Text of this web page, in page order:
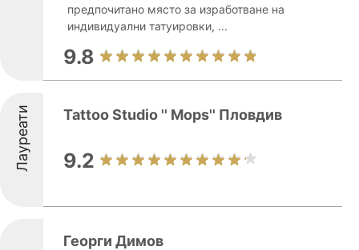
предпочитано място за изработване на
индивидуални татуировки, ...
9.8
Лауреати Tattoo Studio '' Mops'' Пловдив
9.2
Георги Димов